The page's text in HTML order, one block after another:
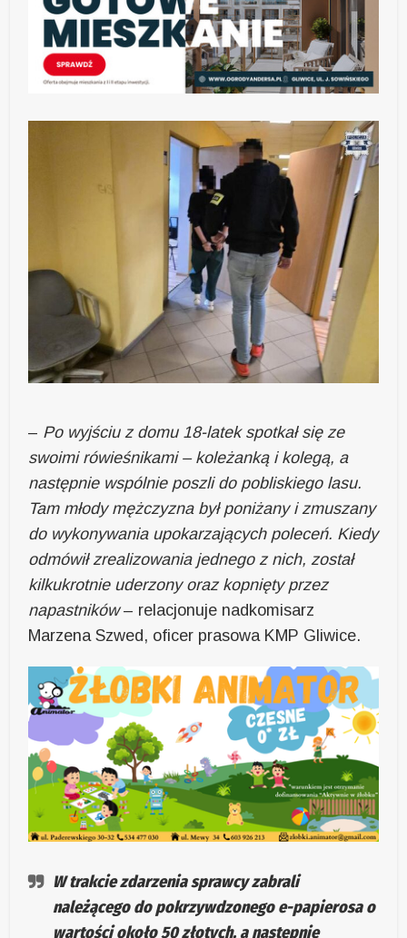
– Po wyjściu z domu 18-latek spotkał się ze
swoimi rówieśnikami – koleżanką i kolegą, a
następnie wspólnie poszli do pobliskiego lasu.
Tam młody mężczyzna był poniżany i zmuszany
do wykonywania upokarzających poleceń. Kiedy
odmówił zrealizowania jednego z nich, został
kilkukrotnie uderzony oraz kopnięty przez
napastników– relacjonuje nadkomisarz
Marzena Szwed, oficer prasowa KMP Gliwice.
W trakcie zdarzenia sprawcy zabrali
należącego do pokrzywdzonego e-papierosa o
wartości około 50 złotych, a następnie